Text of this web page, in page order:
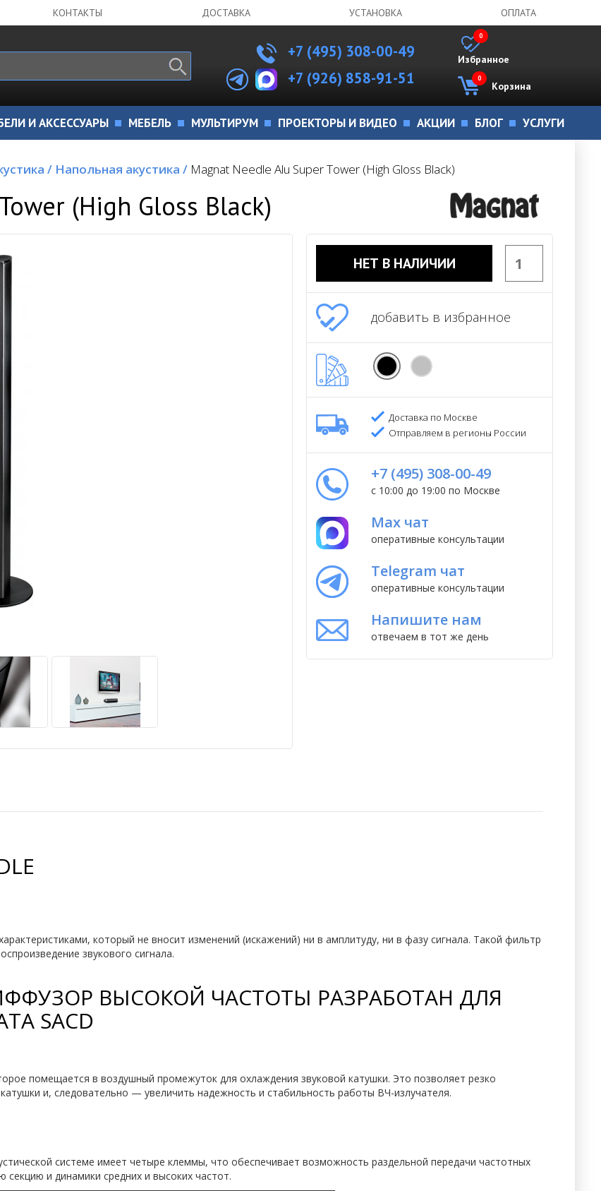
КОНТАКТЫ ДОСТАВКА УСТАНОВКА ОПЛАТА
+7 (495) 308-00-49
+7 (926) 858-91-51
Избранное
0
Корзина
0
И АКСЕССУАРЫ МЕБЕЛЬ МУЛЬТИРУМ ПРОЕКТОРЫ И ВИДЕО АКЦИИ БЛОГ УСЛУГИ
/ Напольная акустика / Magnat Needle Alu Super Tower (High Gloss Black)
(High Gloss Black)
НЕТ В НАЛИЧИИ
добавить в избранное
Доставка по Москве
Отправляем в регионы России
+7 (495) 308-00-49
с 10:00 до 19:00 по Москве
Max чат
оперативные консультации
Telegram чат
оперативные консультации
Напишите нам
отвечаем в тот же день
который не вносит изменений (искажений) ни в амплитуду, ни в фазу сигнала. Такой фильтр
звукового сигнала.
ВЫСОКОЙ ЧАСТОТЫ РАЗРАБОТАН ДЛЯ
SACD
помещается в воздушный промежуток для охлаждения звуковой катушки. Это позволяет резко
и, следовательно — увеличить надежность и стабильность работы ВЧ-излучателя.
системе имеет четыре клеммы, что обеспечивает возможность раздельной передачи частотных
и динамики средних и высоких частот.